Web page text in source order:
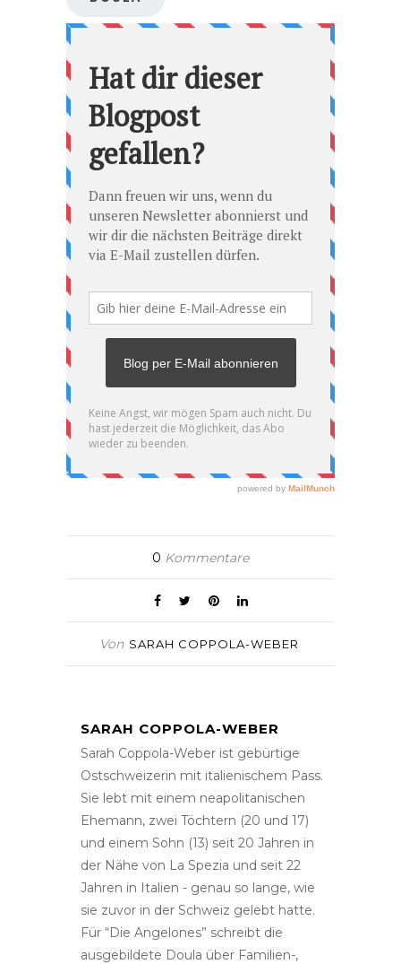
0 Kommentare
Von SARAH COPPOLA-WEBER
SARAH COPPOLA-WEBER
Sarah Coppola-Weber ist gebürtige
Ostschweizerin mit italienischem Pass.
Sie lebt mit einem neapolitanischen
Ehemann, zwei Töchtern (20 und 17)
und einem Sohn (13) seit 20 Jahren in
der Nähe von La Spezia und seit 22
Jahren in Italien - genau so lange, wie
sie zuvor in der Schweiz gelebt hatte.
Für “Die Angelones” schreibt die
ausgebildete Doula über Familien-,